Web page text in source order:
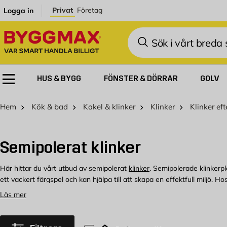
Logga in Privat Företag
Sök
HUS & BYGG FÖNSTER & DÖRRAR GOLV
Hem Kök & bad Kakel & klinker Klinker Klinker
Semipolerat klinker
Här hittar du vårt utbud av semipolerat klinker. Semipolerade
ett vackert färgspel och kan hjälpa till att skapa en effektfull miljö.
Vi har semipolerat klinker för alla typer av renoveringsprojekt, kika
Läs mer